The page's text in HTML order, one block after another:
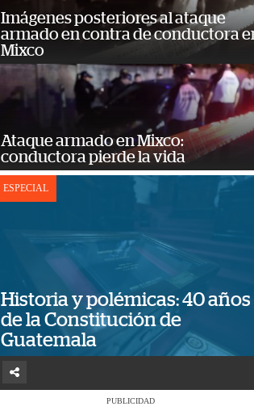
Imágenes posteriores al ataque
armado en contra de conductora
Mixco
Ataque armado en Mixco:
conductora pierde la vida
ESPECIAL
Historia y polémicas: 40 años
de la Constitución de
Guatemala
PUBLICIDAD